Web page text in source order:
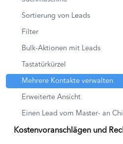
Sortierung von Leads
Filter
Bulk-Aktionen mit Leads
Tastatürkürzel
Mehrere Kontakte verwalten
Erweiterte Ansicht
Einen Lead vom Master- an
Kostenvoranschlägen und